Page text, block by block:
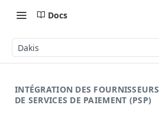
Docs
Dakis
INTÉGRATION DES FOURNISSEURS
DE SERVICES DE PAIEMENT (PSP)